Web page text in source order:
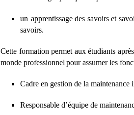
un apprentissage des savoirs et
savoirs.
Cette formation permet aux étudiants après
monde professionnel pourassumer les fonc
Cadre en gestion de la maintenance
Responsable d’équipe de